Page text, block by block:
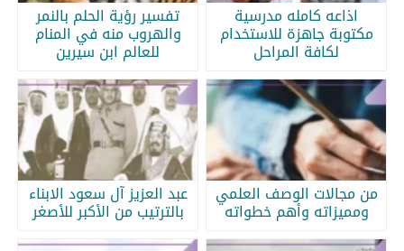
اذاعه كامله مدرسية
مكتوبة جاهزة للاستخدام
لكافة المراحل
تفسير رؤية الحلم بالنمر
والهروب منه في المنام
للعالم ابن سيرين
من مجالات الوصف العلمي
ومميزاته وأهم خطواته
عبد العزيز آل سعود الابناء
بالترتيب من الأكبر للأصغر